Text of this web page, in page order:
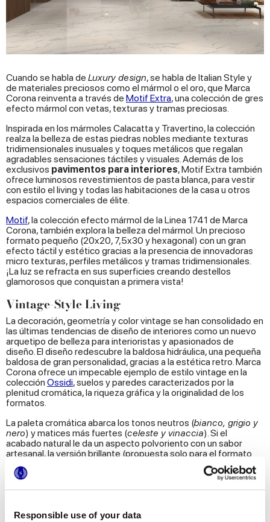
Responsible use of your data
Cuando se habla de Luxury design, se habla de Italian Style y
de materiales preciosos como el mármol o el oro, que Marca
Corona reinventa a través de Motif Extra, una colección de gres
efecto mármol con vetas, texturas y tramas preciosas.
Inspirada en los mármoles Calacatta y Travertino, la colección
realza la belleza de estas piedras nobles mediante texturas
tridimensionales inusuales y toques metálicos que regalan
agradables sensaciones táctiles y visuales. Además de los
exclusivos pavimentos para interiores, Motif Extra también
ofrece luminosos revestimientos de pasta blanca, para vestir
con estilo el living y todas las habitaciones de la casa u otros
espacios comerciales de élite.
Motif, la colección efecto mármol de la Linea 1741 de Marca
Corona, también explora la belleza del mármol. Un precioso
formato pequeño (20x20, 7,5x30 y hexagonal) con un gran
efecto táctil y estético gracias a la presencia de innovadoras
micro texturas, perfiles metálicos y tramas tridimensionales.
¡La luz se refracta en sus superficies creando destellos
glamorosos que conquistan a primera vista!
Vintage-Style Living
La decoración, geometría y color vintage se han consolidado en
las últimas tendencias de diseño de interiores como un nuevo
arquetipo de belleza para interioristas y apasionados de
diseño. El diseño redescubre la baldosa hidráulica, una pequeña
baldosa de gran personalidad, gracias a la estética retro. Marca
Corona ofrece un impecable ejemplo de estilo vintage en la
colección Ossidi, suelos y paredes caracterizados por la
plenitud cromática, la riqueza gráfica y la originalidad de los
formatos.
La paleta cromática abarca los tonos neutros (bianco, grigio y
nero) y matices más fuertes (celeste y vinaccia). Si el
acabado natural le da un aspecto polvoriento con un sabor
artesanal, la versión brillante (propuesta solo para el formato
rombo) mejora la expresividad retro de estas nuevas
baldosas hidráulicas
de gres. Tanto en el formato 20x20
como romboidal 18,7x32,4 cm, Ossidi deja una gran libertad de
decorados o paredes enteras con un brillo llamativo.